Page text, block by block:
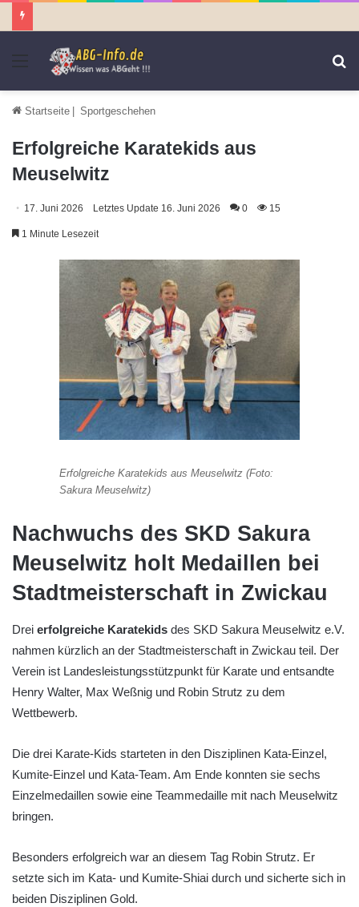
Menü
Startseite | Sportgeschehen
Erfolgreiche Karatekids aus
Meuselwitz
17. Juni 2026 Letztes Update 16. Juni 2026 0 15
1 Minute Lesezeit
Erfolgreiche Karatekids aus Meuselwitz (Foto:
Sakura Meuselwitz)
Nachwuchs des SKD Sakura
Meuselwitz holt Medaillen bei
Stadtmeisterschaft in Zwickau
Drei erfolgreiche Karatekids des SKD Sakura Meuselwitz e.V.
nahmen kürzlich an der Stadtmeisterschaft in Zwickau teil. Der
Verein ist Landesleistungsstützpunkt für Karate und entsandte
Henry Walter, Max Weßnig und Robin Strutz zu dem
Wettbewerb.
Die drei Karate-Kids starteten in den Disziplinen Kata-Einzel,
Kumite-Einzel und Kata-Team. Am Ende konnten sie sechs
Einzelmedaillen sowie eine Teammedaille mit nach Meuselwitz
bringen.
Besonders erfolgreich war an diesem Tag Robin Strutz. Er
setzte sich im Kata- und Kumite-Shiai durch und sicherte sich in
beiden Disziplinen Gold.